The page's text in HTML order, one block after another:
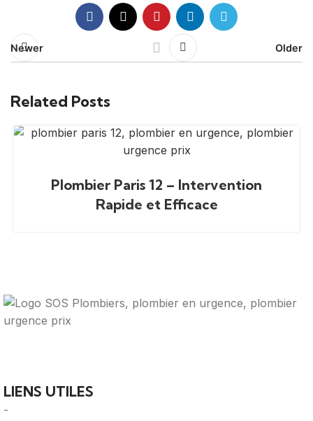
Newer Older
Related Posts
Plombier Paris 12 – Intervention
Rapide et Efficace
LIENS UTILES
-